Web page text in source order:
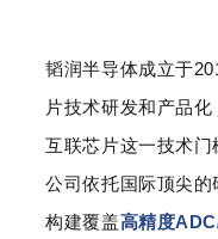
韬润半导体成立于
片技术研发和产品
互联芯片这一技术门
公司依托国际顶尖
构建覆盖高精度